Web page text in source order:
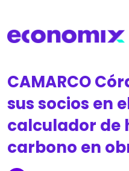
CAMARCO
sus socios en
calculador de
carbono en